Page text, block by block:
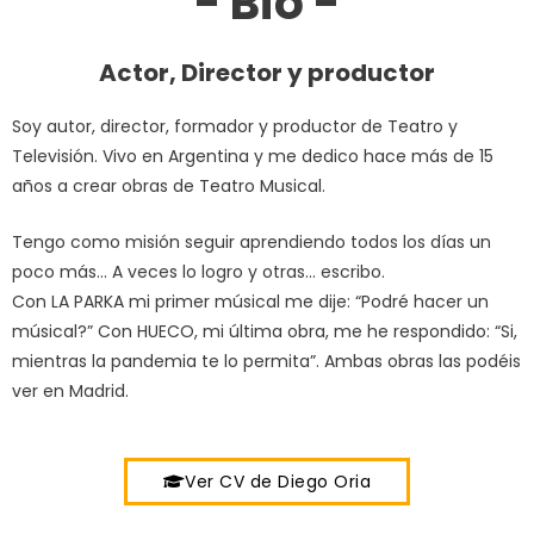
Actor, Director y productor
Soy autor, director, formador y productor de Teatro y
Televisión. Vivo en Argentina y me dedico hace más de 15
años a crear obras de Teatro Musical.
Tengo como misión seguir aprendiendo todos los días un
poco más… A veces lo logro y otras… escribo.
Con LA PARKA mi primer músical me dije: “Podré hacer un
músical?” Con HUECO, mi última obra, me he respondido: “Si,
mientras la pandemia te lo permita”. Ambas obras las podéis
ver en Madrid.
Ver CV de Diego Oria